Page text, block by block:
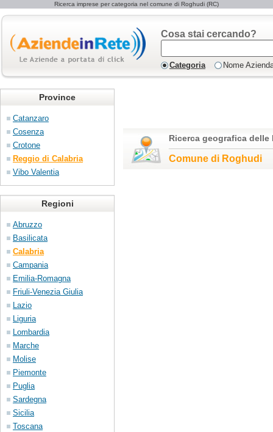
Ricerca imprese per categoria nel comune di Roghudi (RC)
Cosa stai cercando?
Categoria Nome
Province
Catanzaro
Cosenza
Crotone
Reggio di Calabria
Vibo Valentia
Regioni
Abruzzo
Basilicata
Calabria
Campania
Emilia-Romagna
Friuli-Venezia Giulia
Lazio
Liguria
Lombardia
Marche
Molise
Piemonte
Puglia
Sardegna
Sicilia
Toscana
Ricerca geografica delle
Comune di Roghudi